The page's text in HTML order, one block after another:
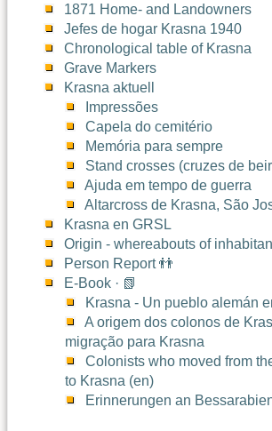
1871 Home- and Landowners
Jefes de hogar Krasna 1940
Chronological table of Krasna
Grave Markers
Krasna aktuell
Impressões
Capela do cemitério
Memória para sempre
Stand crosses (cruzes de
Ajuda em tempo de guerra
Altarcross de Krasna, São
Krasna en GRSL
Origin - whereabouts of
Person Report 👬
E-Book · 📗
Krasna - Un pueblo alemán
A origem dos colonos de
migração para Krasna
Colonists who moved from
to Krasna (en)
Erinnerungen an